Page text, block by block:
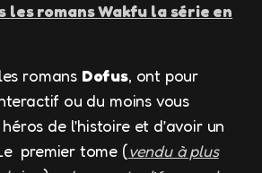
les romans Wakfu la série en
romans Dofus, ont pour
ou du moins vous
de l’histoire et d’avoir un
premier tome (vendu à plus